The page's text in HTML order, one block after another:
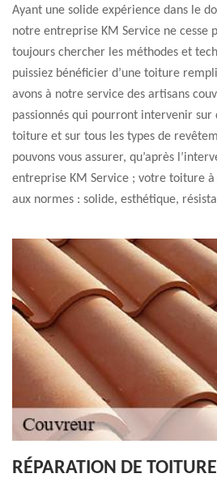
Ayant une solide expérience dans le
notre entreprise KM Service ne cesse
toujours chercher les méthodes et
puissiez bénéficier d’une toiture
avons à notre service des artisans
passionnés qui pourront intervenir
toiture et sur tous les types de
pouvons vous assurer, qu’après
entreprise KM Service ; votre toiture
aux normes : solide, esthétique,
RÉPARATION DE